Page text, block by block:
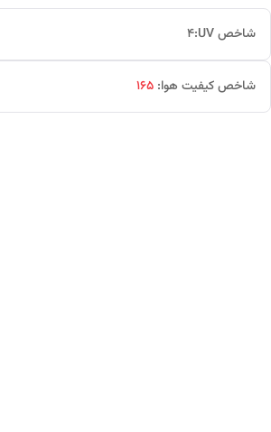
شاخص UV: 4
شاخص کیفیت هوا: 165